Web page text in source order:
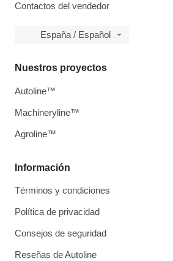
Contactos del vendedor
España / Español
Información
Términos y condiciones
Política de privacidad
Consejos de seguridad
Reseñas de Autoline
Nuestros proyectos
Autoline™
Machineryline™
Agroline™